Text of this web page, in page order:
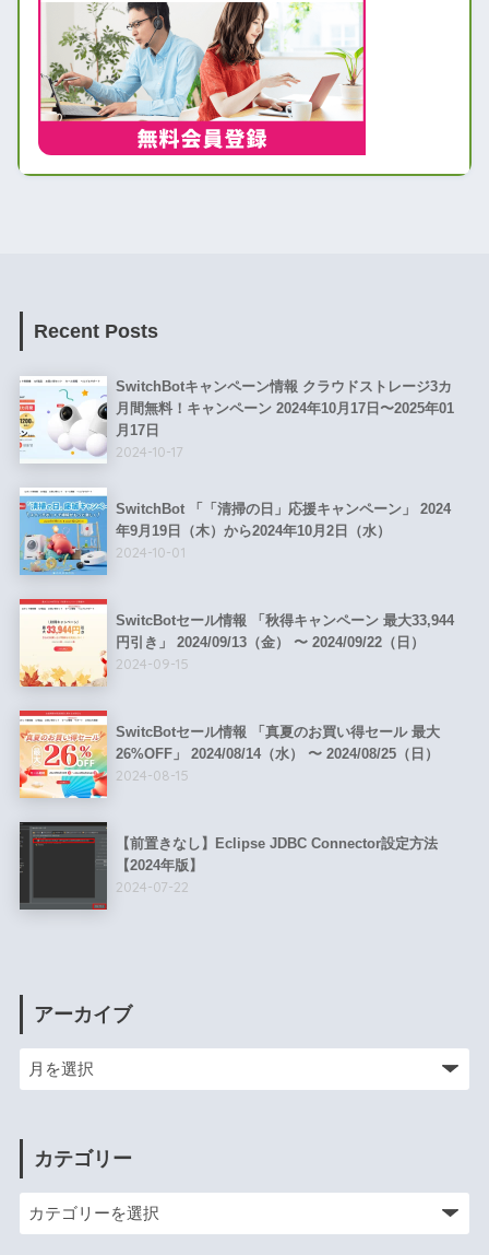
Recent Posts
SwitchBotキャンペーン情報 クラウドストレージ3カ
月間無料！キャンペーン 2024年10月17日〜2025年01
月17日
2024-10-17
SwitchBot 「「清掃の日」応援キャンペーン」 2024
年9月19日（木）から2024年10月2日（水）
2024-10-01
SwitcBotセール情報 「秋得キャンペーン 最大33,944
円引き」 2024/09/13（金） 〜 2024/09/22（日）
2024-09-15
SwitcBotセール情報 「真夏のお買い得セール 最大
26%OFF」 2024/08/14（水） 〜 2024/08/25（日）
2024-08-15
【前置きなし】Eclipse JDBC Connector設定方法
【2024年版】
2024-07-22
アーカイブ
カテゴリー